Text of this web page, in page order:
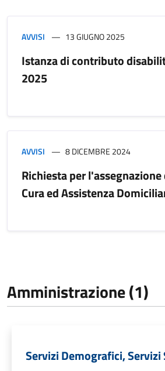
AVVISI 13 GIUGNO 2025
Istanza di contributo
2025
AVVISI 8 DICEMBRE 2024
Richiesta per
Cura ed Assistenza
Amministrazione (1)
Servizi Demografici, Servizi